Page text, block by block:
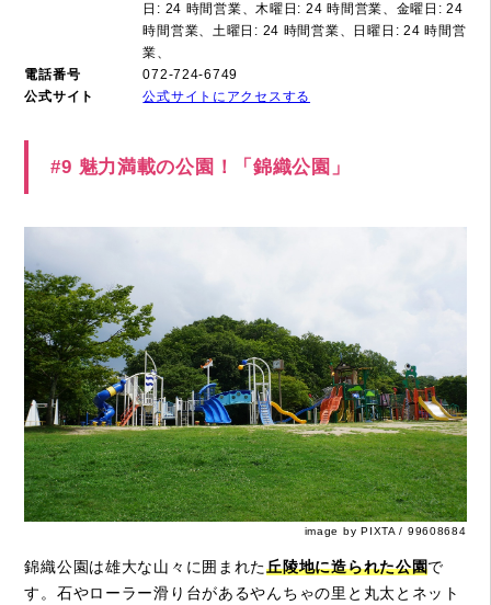
日: 24 時間営業、木曜日: 24 時間営業、金曜日: 24
時間営業、土曜日: 24 時間営業、日曜日: 24 時間営
業、
電話番号
072-724-6749
公式サイト
公式サイトにアクセスする
#9 魅力満載の公園！「錦織公園」
image by PIXTA / 99608684
錦織公園は雄大な山々に囲まれた丘陵地に造られた公園で
す。石やローラー滑り台があるやんちゃの里と丸太とネット